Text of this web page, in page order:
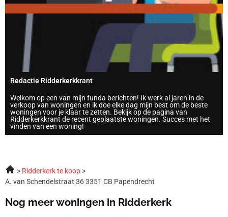
Redactie Ridderkerkkrant
Welkom op een van mijn funda berichten! Ik werk al jaren in de
verkoop van woningen en ik doe elke dag mijn best om de beste
woningen voor je klaar te zetten. Bekijk op de pagina van
Ridderkerkkrant de recent geplaatste woningen. Succes met het
vinden van een woning!
Ridderkerk te koop
A. van Schendelstraat 36 3351 CB Papendrecht
Nog meer woningen in Ridderkerk